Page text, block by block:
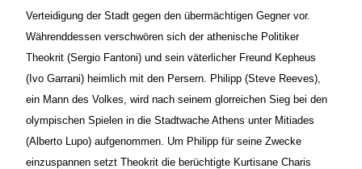
Verteidigung der Stadt gegen den übermächtigen Gegner vor.
Währenddessen verschwören sich der athenische Politiker
Theokrit (Sergio Fantoni) und sein väterlicher Freund Kepheus
(Ivo Garrani) heimlich mit den Persern. Philipp (Steve Reeves),
ein Mann des Volkes, wird nach seinem glorreichen Sieg bei den
olympischen Spielen in die Stadtwache Athens unter Mitiades
(Alberto Lupo) aufgenommen. Um Philipp für seine Zwecke
einzuspannen setzt Theokrit die berüchtigte Kurtisane Charis